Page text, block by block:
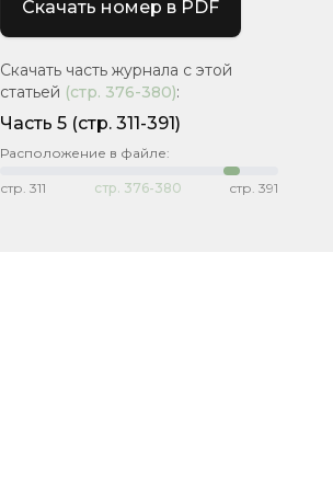
Скачать номер в PDF
Скачать часть журнала с этой
статьей (стр. 376-380):
Часть 5 (стр. 311-391)
Расположение в файле:
стр. 311 стр. 376-380 стр. 391